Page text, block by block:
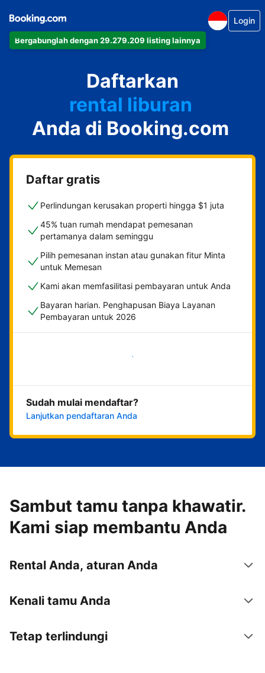
Bergabunglah dengan 29.279.209 listing lainnya
Login
Daftarkan
apartemen
hotel
rental liburan
guest house
bed & breakfast
Anda di Booking.com
Daftar gratis
Perlindungan kerusakan properti hingga $1 juta
45% tuan rumah mendapat pemesanan
pertamanya dalam seminggu
Pilih pemesanan instan atau gunakan fitur Minta
untuk Memesan
Kami akan memfasilitasi pembayaran untuk Anda
Bayaran harian. Penghapusan Biaya Layanan
Pembayaran untuk 2026
Mulai sekarang
Sudah mulai mendaftar?
Lanjutkan pendaftaran Anda
Sambut tamu tanpa khawatir.
Kami siap membantu Anda
Rental Anda, aturan Anda
Kenali tamu Anda
Tetap terlindungi